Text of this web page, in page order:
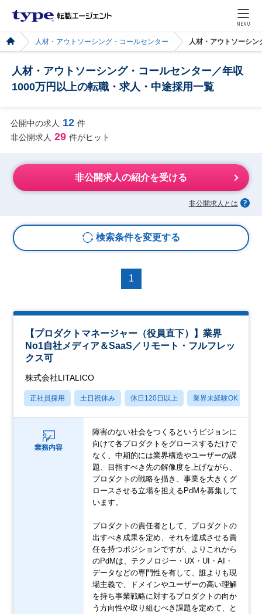
MENU
人材・アウトソーシング・コールセンター 人材・アウトソーシ
人材・アウトソーシング・コールセンター／年収
1000万円以上の転職・求人・中途採用一覧
公開中の求人 12 件
非公開求人 29 件がヒット
非公開求人の紹介を受ける
非公開求人とは
検索条件を変更する
1
【プロダクトマネージャー（役員直下）】業界
No1自社メディア＆SaaS／リモート・フルフレッ
クス可
株式会社LITALICO
正社員採用 土日祝休み 休日120日以上 業界未経験OK
業務内容
障害のない社会をつくるというビジョンに
向けて各プロダクトをグロースするだけで
なく、中期的には業界構造やユーザーの課
題、目指すべき先の解像度を上げながら、
プロダクトの戦略を描き、事業を大きくグ
ロースさせる立場を担えるPdMを募集して
います。
プロダクトの責任者として、プロダクトの
出すべき成果を定め、それを達成させる責
任を持つポジションですが、よりこれから
のPdMは、テクノロジー・UX・UI・AI・
データなどの専門性を有して、誰よりも現
場主義で、ドメインやユーザーの高い理解
を持ち事業戦略に対するプロダクトの向か
う方向性や取り組むべき課題を定めて、と